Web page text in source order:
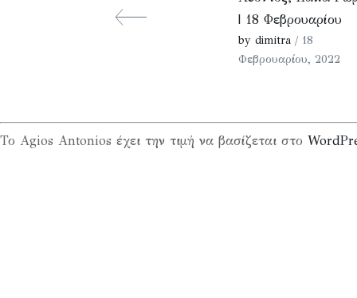
| 18 Φεβρουαρίου
by dimitra / 18
Φεβρουαρίου, 2022
Το Agios Antonios έχει την τιμή να βασίζεται στο